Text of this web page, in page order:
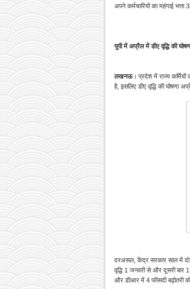
अपने कर्मचारियों का महंगाई
यूपी में अप्रैल में डीए वृद्धि की
लखनऊ। प्रदेश में राज्य कर्मियों
है, इसलिए डीए वृद्धि की घोषणा
दरअसल, केंद्र सरकार साल में दो
वृद्धि 1 जनवरी से और दूसरी बार
और डीआर में 4 फीसदी बढ़ोतरी